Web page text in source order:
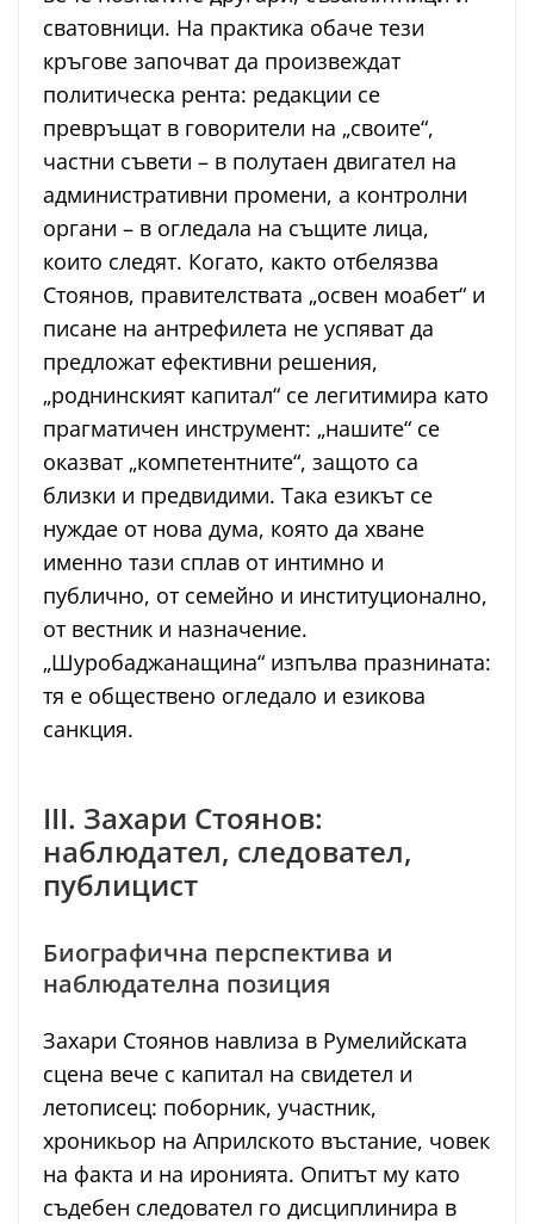
сватовници. На практика обаче тези
кръгове започват да произвеждат
политическа рента: редакции се
превръщат в говорители на „своите“,
частни съвети – в полутаен двигател на
административни промени, а контролни
органи – в огледала на същите лица,
които следят. Когато, както отбелязва
Стоянов, правителствата „освен моабет“ и
писане на антрефилета не успяват да
предложат ефективни решения,
„роднинският капитал“ се легитимира като
прагматичен инструмент: „нашите“ се
оказват „компетентните“, защото са
близки и предвидими. Така езикът се
нуждае от нова дума, която да хване
именно тази сплав от интимно и
публично, от семейно и институционално,
от вестник и назначение.
„Шуробаджанащина“ изпълва празнината:
тя е обществено огледало и езикова
санкция.
III. Захари Стоянов:
наблюдател, следовател,
публицист
Биографична перспектива и
наблюдателна позиция
Захари Стоянов навлиза в Румелийската
сцена вече с капитал на свидетел и
летописец: поборник, участник,
хроникьор на Априлското въстание, човек
на факта и на иронията. Опитът му като
съдебен следовател го дисциплинира в